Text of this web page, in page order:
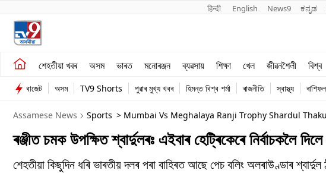
हिन्दी English News9 ಕನ್ನಡ
শেহতীয়া খবৰ অসম ভাৰত মনোৰঞ্জন ব্যৱসায় শিক্ষা খেল জীৱনশৈলী বিশ্ব
শেহতীয়া খবৰ
অসম
ভাৰত
ব্যৱসায়
বাজেট অসম TV9 Shorts পুৱাৰ মুখ্য খবৰ হিমন্ত বিশ্ব শৰ্মা ৰাজনীতি স্বাস্থ্য ৰাশিফল
Assamese News Sports > Mumbai Vs Meghalaya Ranji Trophy Shardul
ৰঞ্জীত চমক উপক্ষিত শ্বাৰ্দুলৰঃ এইবাৰ হেট্ৰিকেৰে নিৰ্বাচকলৈ
শেহতীয়া কিছুদিন ধৰি ভাৰতীয় দলৰ পৰা বাহিৰত আছে পেচ বলিং অলৰাউণ্ডাৰ